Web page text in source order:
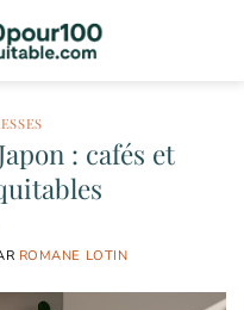
: cafés et
ROMANE LOTIN